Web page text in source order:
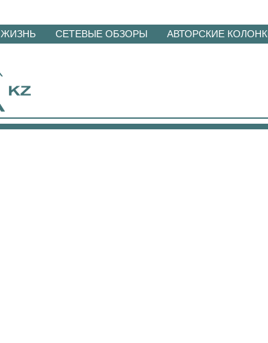
ЖИЗНЬ СЕТЕВЫЕ ОБЗОРЫ АВТОРСКИЕ